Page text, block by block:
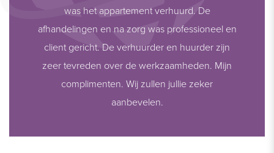
was het appartement verhuurd. De
afhandelingen en na zorg was professioneel en
client gericht. De verhuurder en huurder zijn
zeer tevreden over de werkzaamheden. Mijn
complimenten. Wij zullen jullie zeker
aanbevelen.